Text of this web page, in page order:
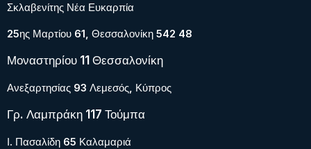
Σκλαβενίτης Νέα Ευκαρπία
25ης Μαρτίου 61, Θεσσαλονίκη 542 48
Μοναστηρίου 11 Θεσσαλονίκη
Ανεξαρτησίας 93 Λεμεσός, Κύπρος
Γρ. Λαμπράκη 117 Τούμπα
Ι. Πασαλίδη 65 Καλαμαριά